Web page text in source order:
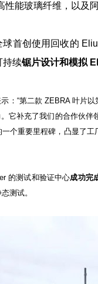
性能玻璃纤维，以及
首创使用回收的
持续锯片设计和模拟
：“第二款 ZEBRA 叶片
它补充了我们的合作伙伴
个重要里程碑，凸显了
的测试和验证中心成功完
测试。